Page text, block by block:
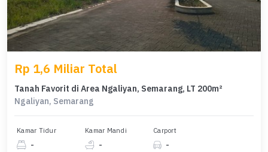
Rp 1,6 Miliar Total
Tanah Favorit di Area Ngaliyan, Semarang, LT 200m²
Ngaliyan, Semarang
Kamar Tidur
-
Kamar Mandi
-
Carport
-